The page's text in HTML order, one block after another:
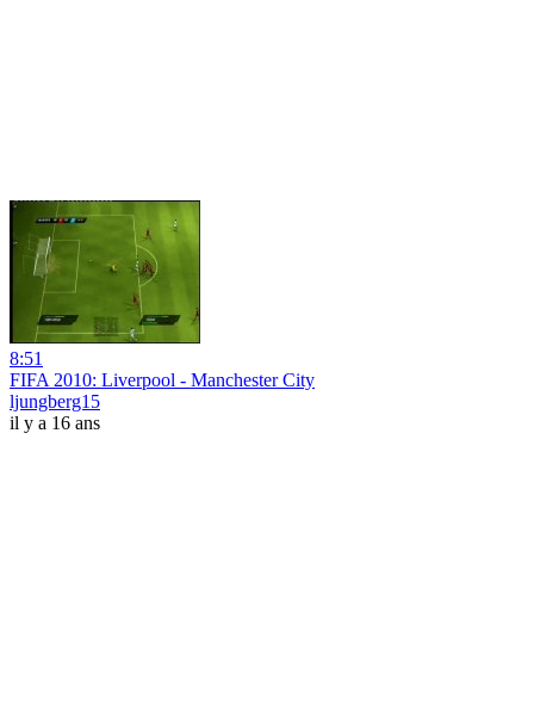
8:51
FIFA 2010: Liverpool - Manchester City
ljungberg15
il y a 16 ans